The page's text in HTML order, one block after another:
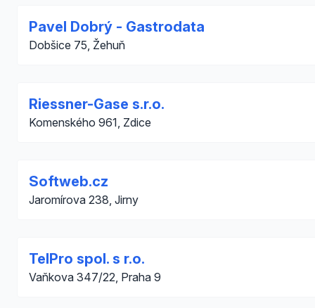
Pavel Dobrý - Gastrodata
Dobšice 75, Žehuň
Riessner-Gase s.r.o.
Komenského 961, Zdice
Softweb.cz
Jaromírova 238, Jirny
TelPro spol. s r.o.
Vaňkova 347/22, Praha 9